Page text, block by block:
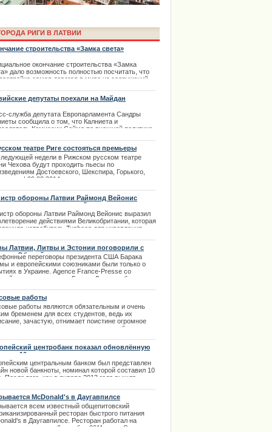
Rendezvous Jūrmala будет
в Риге с автошколой
обратилась к поклонникам
Rendezvous Jūrmala
РИГИ В ЛАТВИИ
строительства «Замка света»
окончание строительства «Замка
дало возможность полностью посчитать, что
самая дорогая в мире из сооружений
— в читальные залы можно будет
только через четыре месяца.
депутаты поехали на Майдан
служба депутата Европарламента Сандры
сообщила о том, что Калниета и
Комиссии Сейма по внешней политике
встреча с оппозицией и
латвийской установки на поддержку
демократов.
театре Риге состояться премьеры
недели в Рижском русском театре
Чехова будут проходить пьесы по
Достоевского, Шекспира, Горького,
| 09.02.2014
обороны Латвии Раймонд Вейонис
удовлетворение действиями
обороны Латвии Раймонд Вейонис выразил
действиями Великобритании, которая
истребитель Typhoon для укрепления
перейдет от ВВС США к представителям
Латвии, Литвы и Эстонии поговорили с
Обамой
переговоры президента США Барака
и европейскими союзниками были только о
в Украине. Agence France-Presse со
на представителя Белого Дома сообщило,
работы
работы являются обязательным и очень
бременем для всех студентов, ведь их
зачастую, отнимает поистине огромное
времени и сил, которые можно было
центробанк показал обновлённую
в 10 евро
центральным банком был представлен
новой банкноты, номинал которой составил 10
После того, как в январе 2013 года вышла
в дизайне которой присутствует финикийская
Европы.McDonald's в Даугавпилсе
всем известный общепитовский
ресторан быстрого питания
в Даугавпилсе. Ресторан работал на
четверочку с 6 декабря 2011 годы. Это